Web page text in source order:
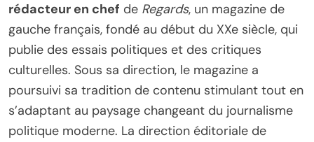
rédacteur en chef de Regards, un magazine de
gauche français, fondé au début du XXe siècle, qui
publie des essais politiques et des critiques
culturelles. Sous sa direction, le magazine a
poursuivi sa tradition de contenu stimulant tout en
s’adaptant au paysage changeant du journalisme
politique moderne. La direction éditoriale de